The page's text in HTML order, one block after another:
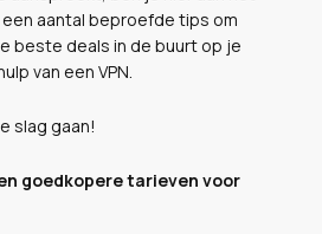
aantal beproefde tips om
beste deals in de buurt op je
van een VPN.
slag gaan!
goedkopere tarieven voor